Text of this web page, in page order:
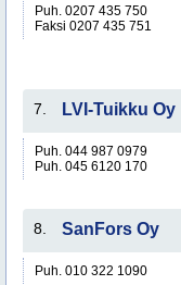
Puh. 0207 435 750
Faksi 0207 435 751
7. LVI-Tuikku Oy
Puh. 044 987 0979
Puh. 045 6120 170
8. SanFors Oy
Puh. 010 322 1090